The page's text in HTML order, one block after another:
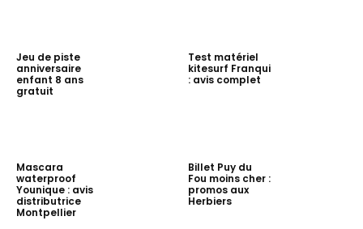
Jeu de piste
anniversaire
enfant 8 ans
gratuit
Test matériel
kitesurf Franqui
: avis complet
Mascara
waterproof
Younique : avis
distributrice
Montpellier
Billet Puy du
Fou moins cher :
promos aux
Herbiers